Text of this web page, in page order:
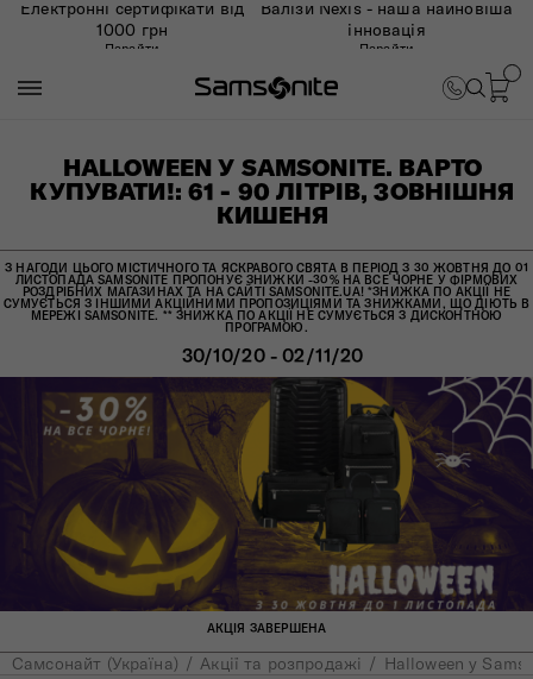
Електронні сертифікати від
1000 грн
Перейти
Валізи Nexis - наша найновіша
інновація
Перейти
HALLOWEEN У SAMSONITE. ВАРТО
КУПУВАТИ!: 61 - 90 ЛІТРІВ, ЗОВНІШНЯ
КИШЕНЯ
З НАГОДИ ЦЬОГО МІСТИЧНОГО ТА ЯСКРАВОГО СВЯТА В ПЕРІОД З 30 ЖОВТНЯ ДО 01
ЛИСТОПАДА SAMSONITE ПРОПОНУЄ ЗНИЖКИ -30% НА ВСЕ ЧОРНЕ У ФІРМОВИХ
РОЗДРІБНИХ МАГАЗИНАХ ТА НА САЙТІ SAMSONITE.UA! *ЗНИЖКА ПО АКЦІЇ НЕ
СУМУЄТЬСЯ З ІНШИМИ АКЦІЙНИМИ ПРОПОЗИЦІЯМИ ТА ЗНИЖКАМИ, ЩО ДІЮТЬ В
МЕРЕЖІ SAMSONITE. ** ЗНИЖКА ПО АКЦІЇ НЕ СУМУЄТЬСЯ З ДИСКОНТНОЮ
ПРОГРАМОЮ.
30/10/20 - 02/11/20
АКЦІЯ ЗАВЕРШЕНА
Самсонайт (Україна) Акції та розпродажі Halloween у